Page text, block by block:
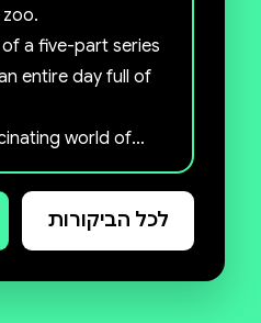
a five-part series
entire day full of
world of
new facts while
of laughter and
לכל הביקורות